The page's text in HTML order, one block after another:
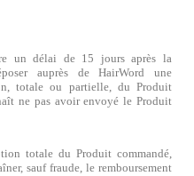
un délai de 15 jours après la
auprès de HairWord une
totale ou partielle, du Produit
ne pas avoir envoyé le Produit
totale du Produit commandé,
sauf fraude, le remboursement